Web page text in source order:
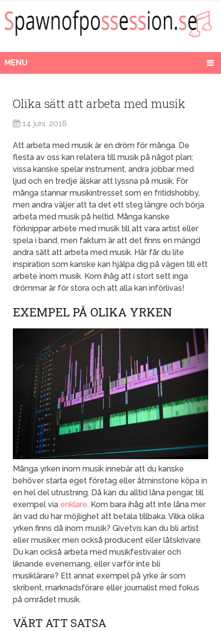
MENU
Olika sätt att arbeta med musik
14 juni, 2018
Att arbeta med musik är en dröm för många. De
flesta av oss kan relatera till musik på något plan;
vissa kanske spelar instrument, andra jobbar med
ljud och en tredje älskar att lyssna på musik. För
många stannar musikintresset som en fritidshobby,
men andra väljer att ta det ett steg längre och börja
arbeta med musik på heltid. Många kanske
förknippar arbete med musik till att vara artist eller
spela i band, men faktum är att det finns en mängd
andra sätt att arbeta med musik. Här får du lite
inspiration som kanske kan hjälpa dig på vägen till ett
arbete inom musik. Kom ihåg att i stort sett inga
drömmar är för stora och att alla kan införlivas!
EXEMPEL PÅ OLIKA YRKEN
Många yrken inom musik innebär att du kanske
behöver starta eget företag eller åtminstone köpa in
en hel del utrustning. Då kan du alltid låna pengar, till
exempel via enklare. Kom bara ihåg att inte låna mer
än vad du har möjlighet att betala tillbaka. Vilka olika
yrken finns då inom musik? Givetvis kan du bli artist
eller musiker, men också producent eller låtskrivare.
Du kan också arbeta med musikfestivaler och
liknande evenemang, eller varför inte bli
musiklärare? Ett annat exempel på yrke är som
skribent, marknadsförare eller journalist med fokus
på området musik.
VÄRT ATT SATSA